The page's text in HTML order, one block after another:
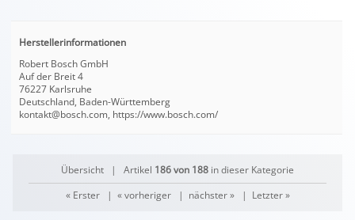
Herstellerinformationen
Robert Bosch GmbH
Auf der Breit 4
76227 Karlsruhe
Deutschland, Baden-Württemberg
kontakt@bosch.com, https://www.bosch.com/
Übersicht | Artikel 186 von 188 in dieser Kategorie
« Erster| « vorheriger| nächster »| Letzter »